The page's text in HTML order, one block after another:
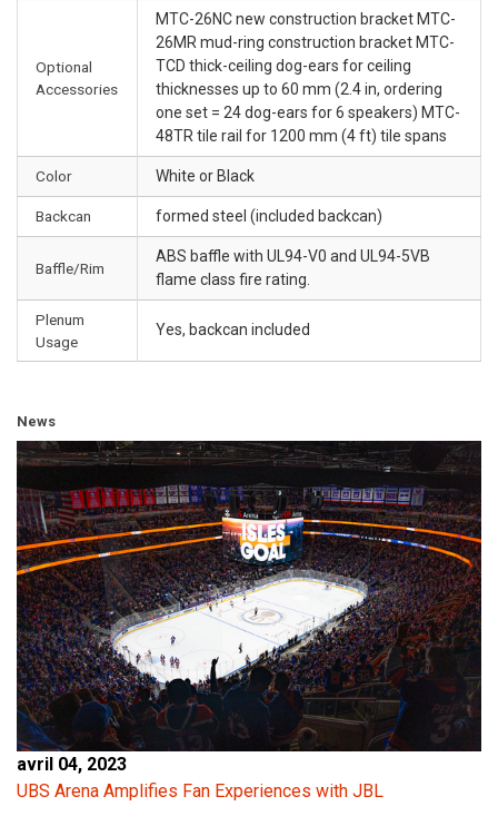
Optional
Accessories
MTC-26NC new construction bracket MTC-
26MR mud-ring construction bracket MTC-
TCD thick-ceiling dog-ears for ceiling
thicknesses up to 60 mm (2.4 in, ordering
one set = 24 dog-ears for 6 speakers) MTC-
48TR tile rail for 1200 mm (4 ft) tile spans
Color White or Black
Backcan formed steel (included backcan)
Baffle/Rim
ABS baffle with UL94-V0 and UL94-5VB
flame class fire rating.
Plenum
Usage
Yes, backcan included
News
avril 04, 2023
UBS Arena Amplifies Fan Experiences with JBL